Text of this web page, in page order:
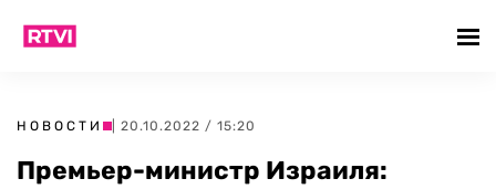
НОВОСТИ | 20.10.2022 / 15:20
Премьер-министр Израиля: